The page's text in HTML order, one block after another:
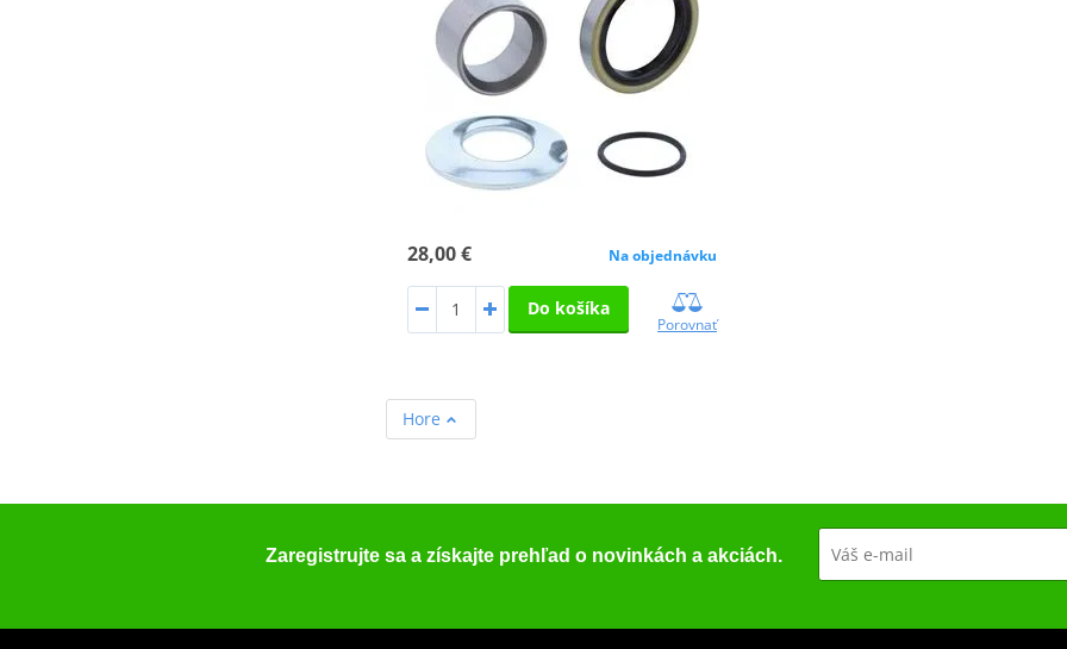
28,00 € Na objednávku
Do košíka
Porovnať
Hore
Zaregistrujte sa a získajte prehľad o novinkách a akciách.